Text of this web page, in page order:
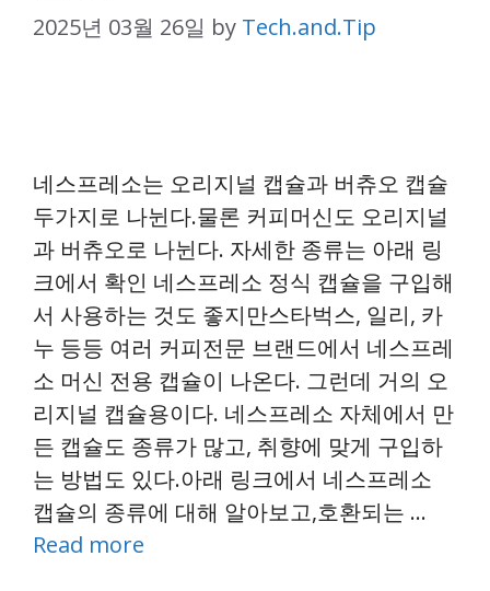
2025년 03월 26일 by Tech.and.Tip
네스프레소는 오리지널 캡슐과 버츄오 캡슐
두가지로 나뉜다.물론 커피머신도 오리지널
과 버츄오로 나뉜다. 자세한 종류는 아래 링
크에서 확인 네스프레소 정식 캡슐을 구입해
서 사용하는 것도 좋지만스타벅스, 일리, 카
누 등등 여러 커피전문 브랜드에서 네스프레
소 머신 전용 캡슐이 나온다. 그런데 거의 오
리지널 캡슐용이다. 네스프레소 자체에서 만
든 캡슐도 종류가 많고, 취향에 맞게 구입하
는 방법도 있다.아래 링크에서 네스프레소
캡슐의 종류에 대해 알아보고,호환되는 …
Read more